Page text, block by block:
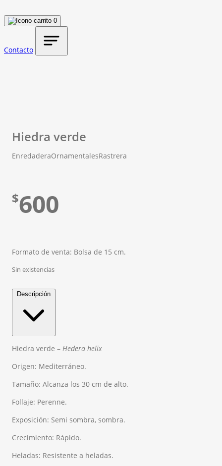
0
Contacto
Hiedra verde
EnredaderaOrnamentalesRastrera
$600
Formato de venta: Bolsa de 15 cm.
Sin existencias
Descripción
Hiedra verde – Hedera helix
Origen: Mediterráneo.
Tamaño: Alcanza los 30 cm de alto.
Follaje: Perenne.
Exposición: Semi sombra, sombra.
Crecimiento: Rápido.
Heladas: Resistente a heladas.